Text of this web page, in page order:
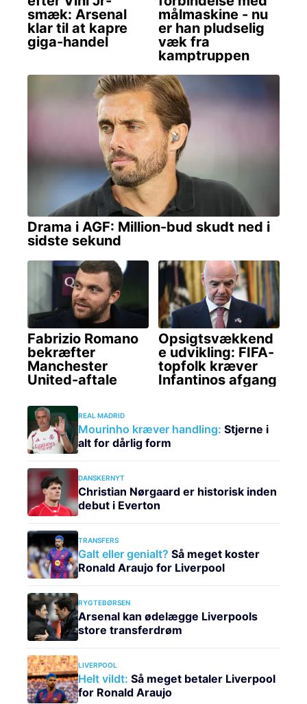
REAL MADRID
Mourinho kræver handling: Stjerne i
alt for dårlig form
DANSKERNYT
Christian Nørgaard er historisk inden
debut i Everton
TRANSFERS
Galt eller genialt? Så meget koster
Ronald Araujo for Liverpool
RYGTEBØRSEN
Arsenal kan ødelægge Liverpools
store transferdrøm
LIVERPOOL
Helt vildt: Så meget betaler Liverpool
for Ronald Araujo